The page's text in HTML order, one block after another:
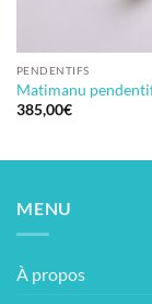
PENDENTIFS
Matimanu
385,00€
MENU
À propos